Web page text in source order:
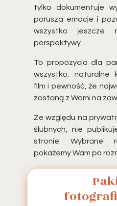
tylko dokumentuje
porusza emocje i
wszystko
perspektywy.
To propozycja dla
wszystko: naturalne
film i pewność, że
zostaną z Wami na
Ze względu na
ślubnych, nie
stronie. Wybrane
pokażemy Wam po